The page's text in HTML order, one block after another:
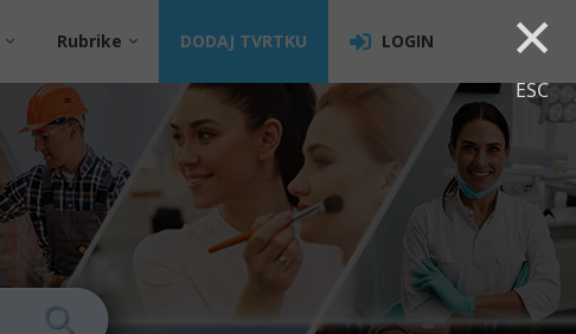
×
ESC
Rubrike DODAJ TVRTKU LOGIN